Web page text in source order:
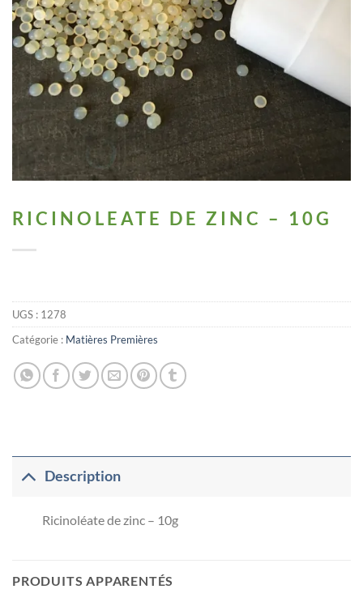
RICINOLEATE DE ZINC – 10G
UGS : 1278
Catégorie : Matières Premières
Description
Ricinoléate de zinc – 10g
PRODUITS APPARENTÉS